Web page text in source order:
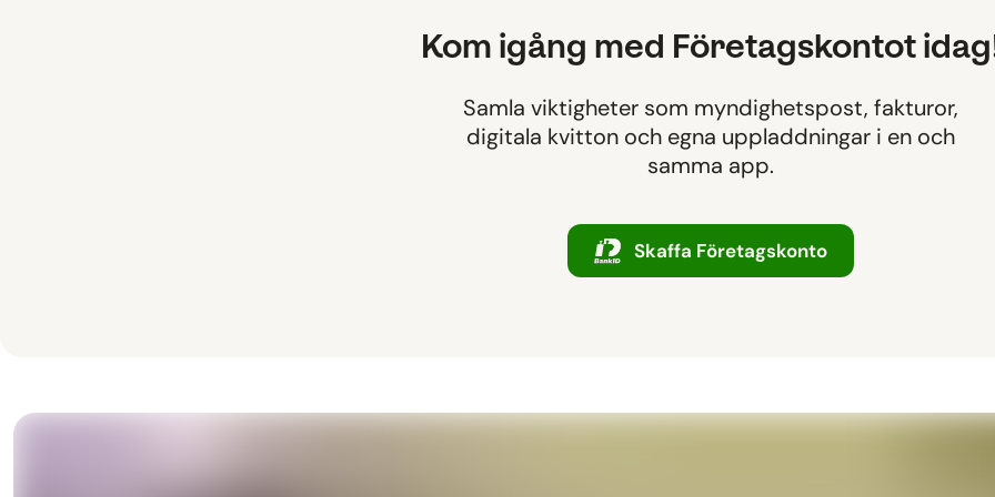
Kom igång med Företagskontot
Samla viktigheter som myndighetspost, fakturor,
digitala kvitton och egna uppladdningar i en och
samma app.
Skaffa Företagskonto